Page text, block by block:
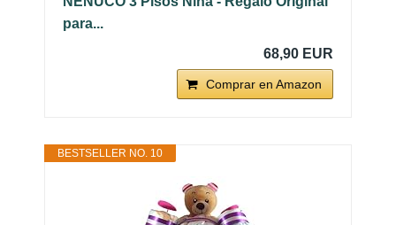
para...
68,90 EUR
Comprar en Amazon
BESTSELLER NO. 10